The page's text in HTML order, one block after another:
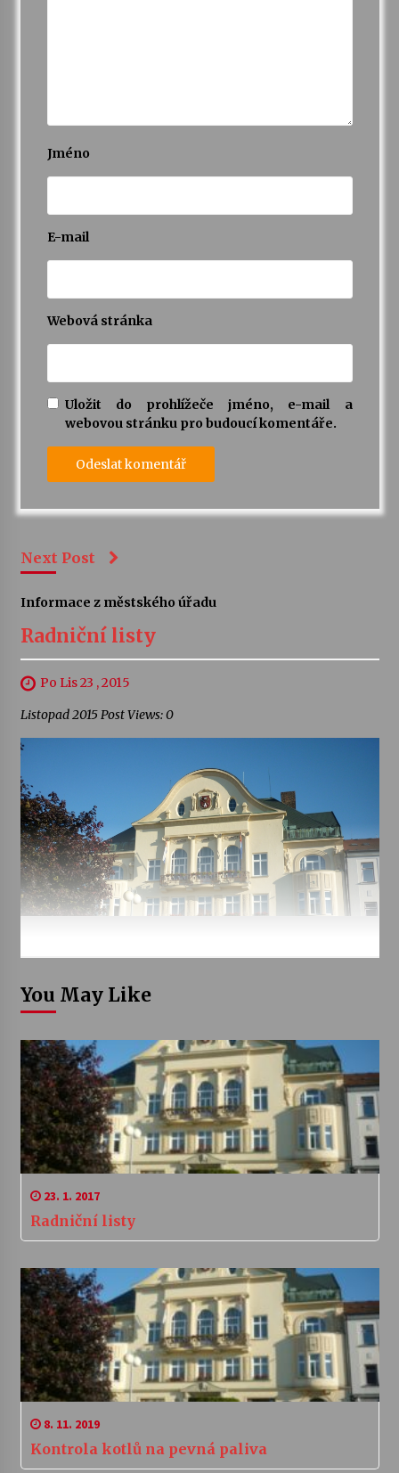
Jméno
E-mail
Webová stránka
Uložit do prohlížeče jméno, e-mail a
webovou stránku pro budoucí komentáře.
Next Post
Informace z městského úřadu
Radniční listy
Po Lis 23 , 2015
Listopad 2015 Post Views: 0
You May Like
23. 1. 2017
Radniční listy
8. 11. 2019
Kontrola kotlů na pevná paliva